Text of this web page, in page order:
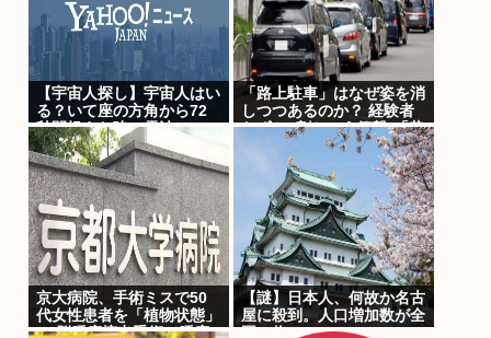
【宇宙人探し】宇宙人はい
る？いて座の方角から72
秒間捉えた強い電波、50
年間正体分からぬ
「Wow！信号」…「合理
的に考えると、宇宙人から
の信号の可能性」
「路上駐車」はなぜ姿を消
しつつあるのか？ 経験者
わずか2割という衝撃!「昔
は普通だった光景」が変わ
り始めた理由とは
京大病院、手術ミスで50
代女性患者を「植物状態」
に 脳腫瘍摘出手術で腫瘍
【謎】日本人、何故か名古
屋に殺到。人口増加数が全
国一位に